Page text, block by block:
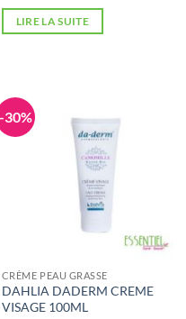
LIRE LA SUITE
-30%
CRÈME PEAU GRASSE
DAHLIA DADERM CREME
VISAGE 100ML